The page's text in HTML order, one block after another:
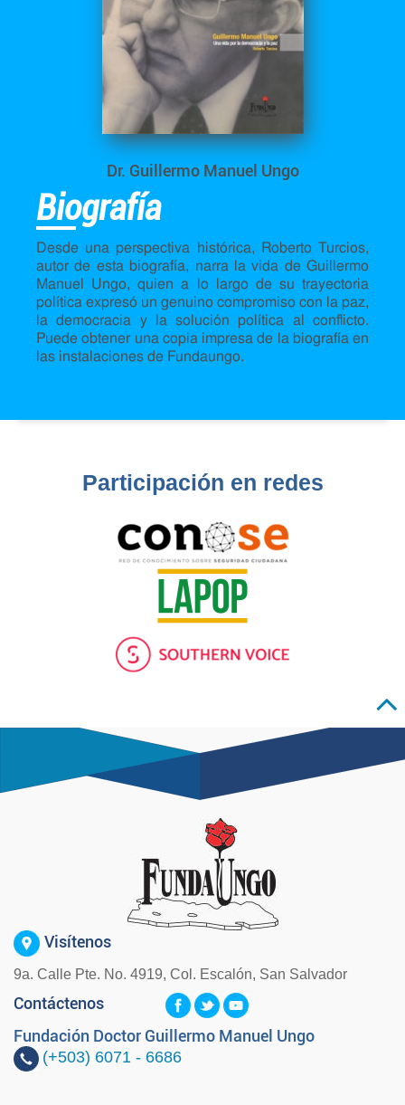
Dr. Guillermo Manuel Ungo
Biografía
Desde una perspectiva histórica, Roberto Turcios,
autor de esta biografía, narra la vida de Guillermo
Manuel Ungo, quien a lo largo de su trayectoria
política expresó un genuino compromiso con la paz,
la democracia y la solución política al conflicto.
Puede obtener una copia impresa de la biografía en
las instalaciones de Fundaungo.
Participación en redes
Visítenos
9a. Calle Pte. No. 4919, Col. Escalón, San Salvador
Contáctenos
Fundación Doctor Guillermo Manuel Ungo
(+503) 6071 - 6686